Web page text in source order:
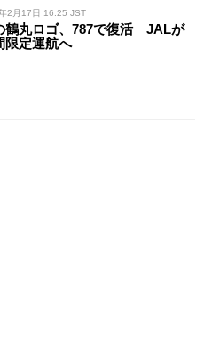
2月17日 16:25 JST
鶴丸ロゴ、787で復活 JALが
限定運航へ